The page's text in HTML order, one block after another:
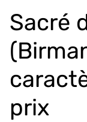
Sacré
prix